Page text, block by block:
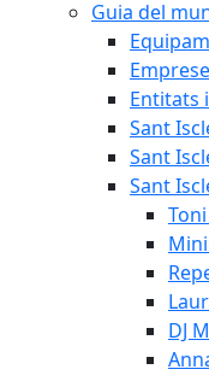
Guia del
Entitats
Sant
Sant
Sant
DJ